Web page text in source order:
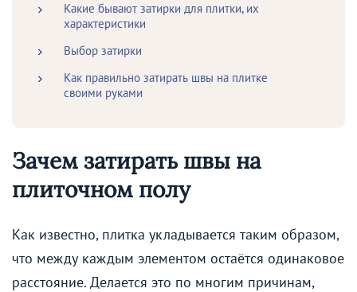
Какие бывают затирки для плитки, их
характеристики
Выбор затирки
Как правильно затирать швы на плитке
своими руками
Зачем затирать швы на
плиточном полу
Как известно, плитка укладывается таким образом,
что между каждым элементом остаётся одинаковое
расстояние. Делается это по многим причинам,